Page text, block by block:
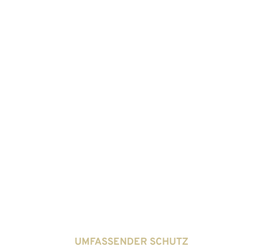
UMFASSENDER SCHUTZ